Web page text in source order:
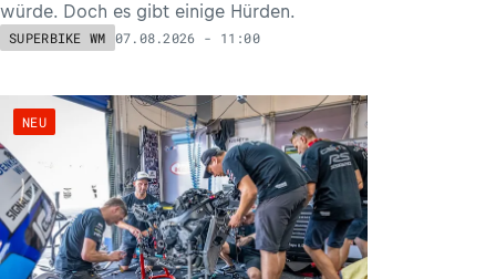
würde. Doch es gibt einige Hürden.
SUPERBIKE WM 07.08.2026 - 11:00
NEU